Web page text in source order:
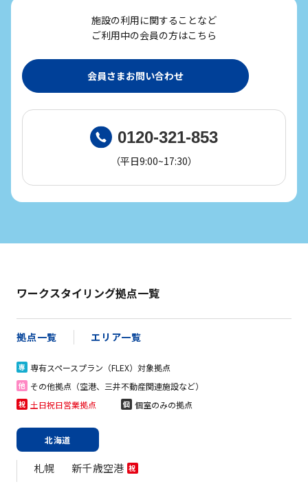
施設の利用に関することなど
ご利用中の会員の方はこちら
会員さまお問い合わせ
0120-321-853
（平日9:00~17:30）
ワークスタイリング拠点一覧
拠点一覧 エリア一覧
専 専有スペースプラン（FLEX）対象拠点
他 その他拠点（空港、三井不動産関連施設など）
祝 土日祝日営業拠点 個 個室のみの拠点
北海道
札幌 新千歳空港 祝